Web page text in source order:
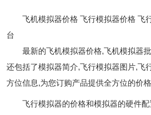
飞机模拟器价格 飞行模拟器价格 飞
台
最新的飞机模拟器价格,飞机模拟器批
还包括了模拟器简介,飞行模拟器图片,飞
方位信息,为您订购产品提供全方位的价格
飞行模拟器的价格和模拟器的硬件配